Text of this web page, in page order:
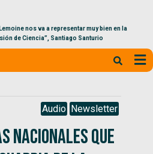
nos va a representar muy bien en la
de Ciencia”, Santiago Santurio
Audio Newsletter
nacionales que